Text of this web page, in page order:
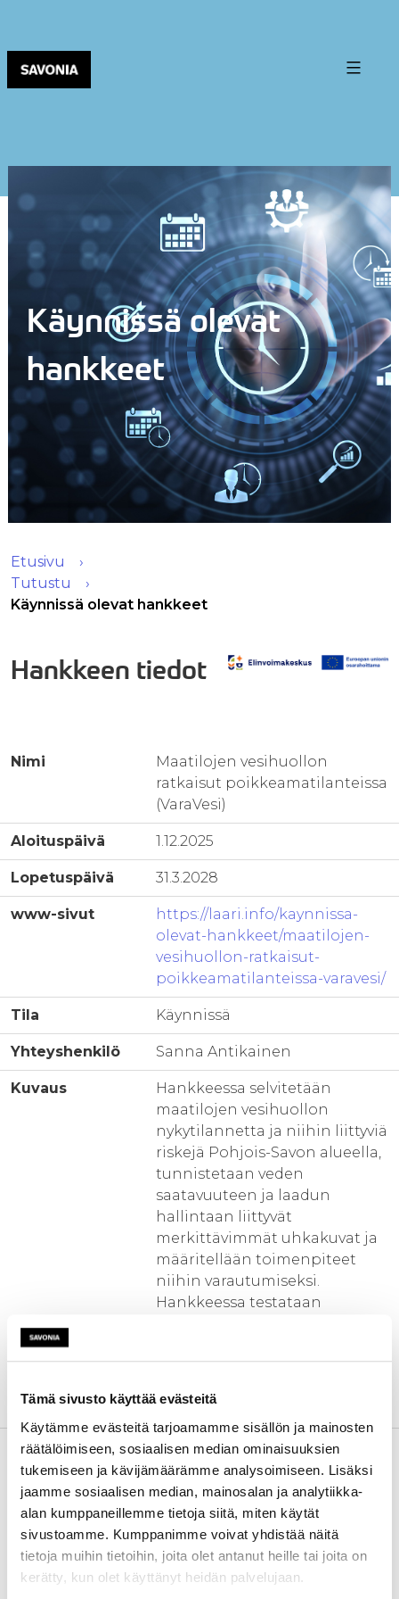
Tämä sivusto käyttää evästeitä
Käytämme evästeitä tarjoamamme sisällön ja mainosten
räätälöimiseen, sosiaalisen median ominaisuuksien
tukemiseen ja kävijämäärämme analysoimiseen. Lisäksi
jaamme sosiaalisen median, mainosalan ja analytiikka-
alan kumppaneillemme tietoja siitä, miten käytät
sivustoamme. Kumppanimme voivat yhdistää näitä
tietoja muihin tietoihin, joita olet antanut heille tai joita on
kerätty, kun olet käyttänyt heidän palvelujaan.
Käynnissä olevat
hankkeet
Etusivu
Tutustu
Käynnissä olevat hankkeet
Hankkeen tiedot
Nimi
Maatilojen vesihuollon
ratkaisut poikkeamatilanteissa
(VaraVesi)
Aloituspäivä 1.12.2025
Lopetuspäivä 31.3.2028
www-sivut
https://laari.info/kaynnissa-
olevat-hankkeet/maatilojen-
vesihuollon-ratkaisut-
poikkeamatilanteissa-varavesi/
Tila Käynnissä
Yhteyshenkilö Sanna Antikainen
Kuvaus
Hankkeessa selvitetään
maatilojen vesihuollon
nykytilannetta ja niihin liittyviä
riskejä Pohjois-Savon alueella,
tunnistetaan veden
saatavuuteen ja laadun
hallintaan liittyvät
merkittävimmät uhkakuvat ja
määritellään toimenpiteet
niihin varautumiseksi.
Hankkeessa testataan
puhdistamiseksi laboratorio-
erilaisia menetelmiä.
Kehittämistarve
Maatilojen vesihuollon
ratkaisut poikkeamatilanteissa
(VaraVesi) -hankkeen
tavoitteena on tunnistaa
maatilojen vesihuoltoon
liittyvät riskit ja uhkatekijät
Pohjois-Savon alueella sekä